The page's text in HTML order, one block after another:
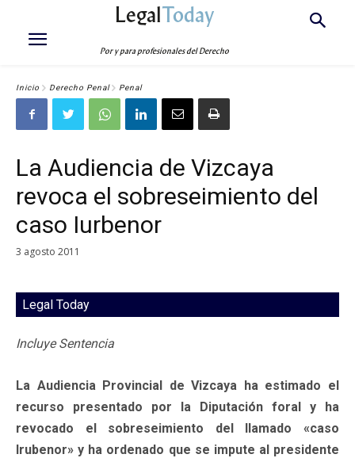
LegalToday
Por y para profesionales del Derecho
Inicio Derecho Penal Penal
La Audiencia de Vizcaya
revoca el sobreseimiento del
caso Iurbenor
3 agosto 2011
Legal Today
Incluye Sentencia
La Audiencia Provincial de Vizcaya ha estimado el
recurso presentado por la Diputación foral y ha
revocado el sobreseimiento del llamado «caso
Irubenor» y ha ordenado que se impute al presidente